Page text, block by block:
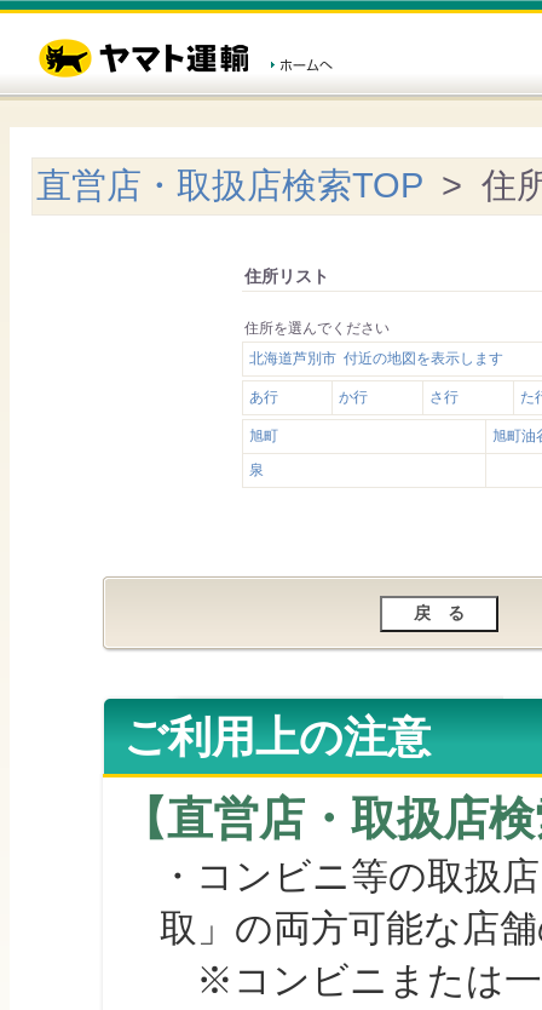
直営店・取扱店検索TOP > 住
住所リスト
住所を選んでください
北海道芦別市 付近の地図を表示します
あ行 か行 さ行 た
旭町
旭町油
泉
ご利用上の注意
【直営店・取扱店
・コンビニ等の取扱
取」の両方可能な店
※コンビニまたは一